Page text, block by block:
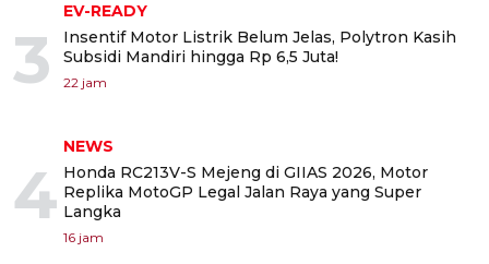
3
EV-READY
Insentif Motor Listrik Belum Jelas, Polytron Kasih
Subsidi Mandiri hingga Rp 6,5 Juta!
22 jam
4
NEWS
Honda RC213V-S Mejeng di GIIAS 2026, Motor
Replika MotoGP Legal Jalan Raya yang Super
Langka
16 jam